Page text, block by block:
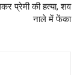
प्रेमी की हत्या, शव
नाले में फेंका